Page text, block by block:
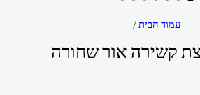
עמוד הבית/
קשירה אור שחורה